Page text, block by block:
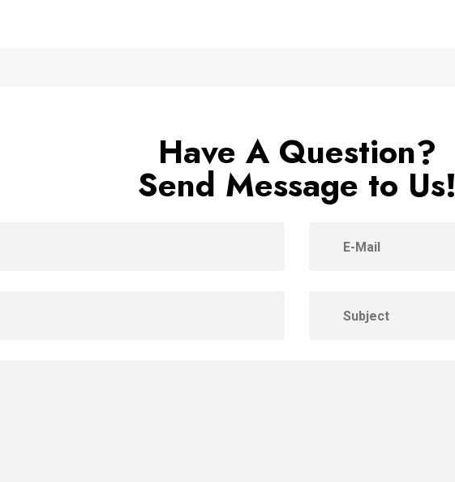
Have A Question?
Send Message to Us!